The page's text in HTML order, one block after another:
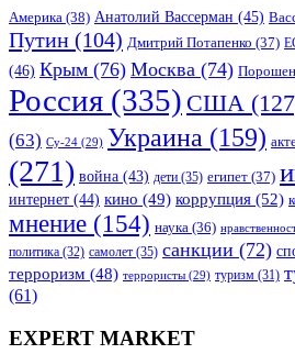
Америка (38) Анатолий Вассерман (45)
Путин (104) Дмитрий Потапенко (37)
(46) Крым (76) Москва (74)
Россия (335) США
(63) Су-24 (29) Украина (159)
(271) война (43) дети (35) египет (37)
интернет (44) кино (49) коррупция (52)
мнение (154) наука (36)
политика (32) самолет (35) санкции (72)
терроризм (48) террористы (29) туризм (31)
(61)
EXPERT MARKET